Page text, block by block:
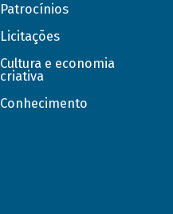
Patrocínios
Licitações
Cultura e economia
criativa
Conhecimento